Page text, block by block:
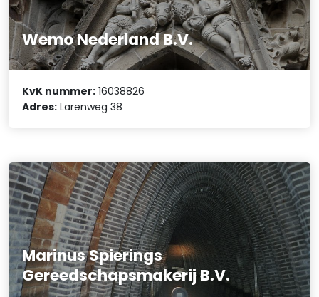
Wemo Nederland B.V.
KvK nummer: 16038826
Adres: Larenweg 38
Marinus Spierings
Gereedschapsmakerij B.V.